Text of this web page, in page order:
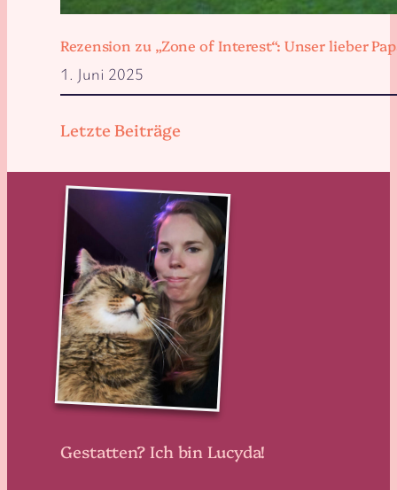
Letzte Beiträge
Rezension zu „Zone of Interest“: Unser lieber
1. Juni 2025
Gestatten? Ich bin Lucyda!